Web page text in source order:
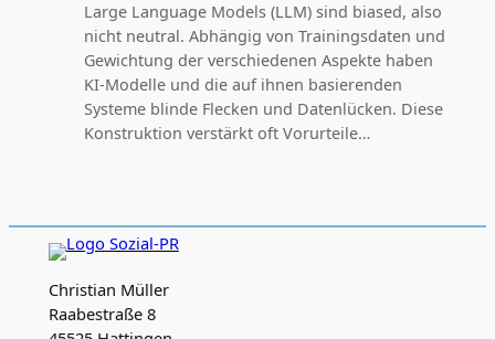
Large Language Models (LLM) sind biased, also
nicht neutral. Abhängig von Trainingsdaten und
Gewichtung der verschiedenen Aspekte haben
KI‑Modelle und die auf ihnen basierenden
Systeme blinde Flecken und Datenlücken. Diese
Konstruktion verstärkt oft Vorurteile…
Christian Müller
Raabestraße 8